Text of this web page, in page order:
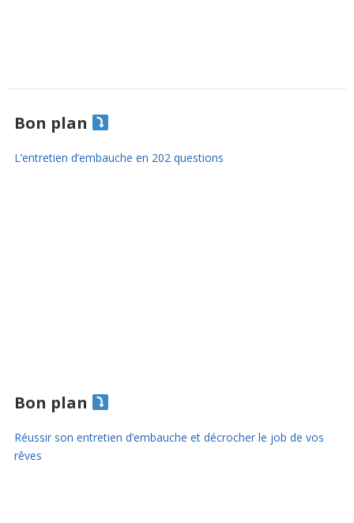
Bon plan
L’entretien d’embauche en 202 questions
Bon plan
Réussir son entretien d’embauche et décrocher le job de vos
rêves